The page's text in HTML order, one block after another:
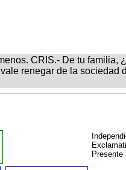
CRIS.- De tu familia,
renegar de la
Presente